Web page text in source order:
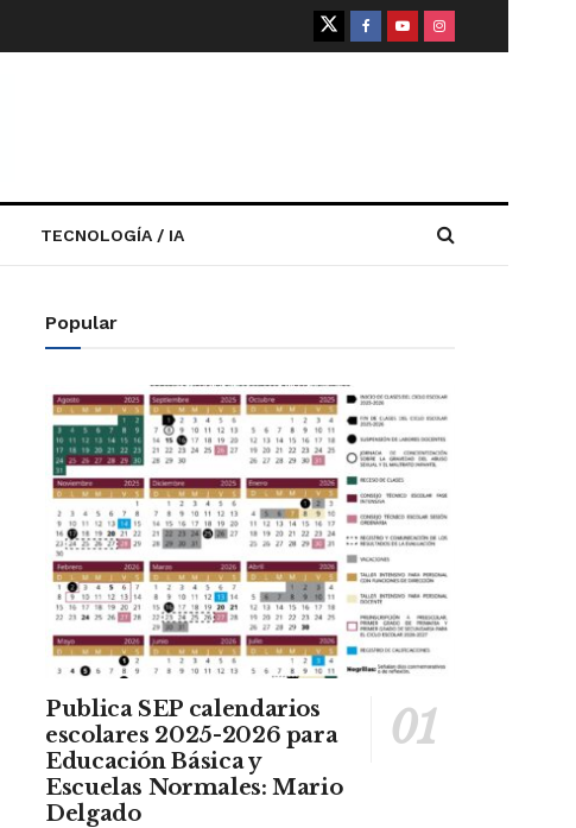
TECNOLOGÍA / IA
Popular
Publica SEP calendarios
escolares 2025-2026 para
Educación Básica y
Escuelas Normales: Mario
Delgado